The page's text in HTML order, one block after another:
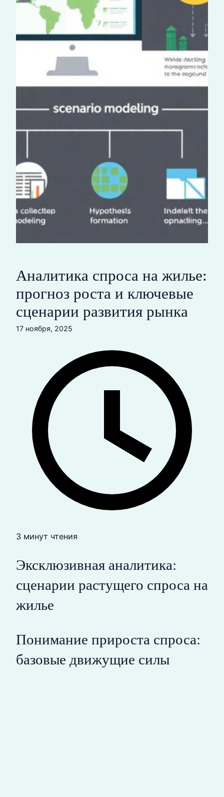
Аналитика спроса на жилье:
прогноз роста и ключевые
сценарии развития рынка
17 ноября, 2025
3 минут чтения
Эксклюзивная аналитика:
сценарии растущего спроса на
жилье
Понимание прироста спроса:
базовые движущие силы